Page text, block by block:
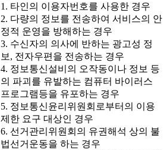
1. 타인의 이용자번호를 사용한 경우
2. 다량의 정보를 전송하여 서비스의 안
정적 운영을 방해하는 경우
3. 수신자의 의사에 반하는 광고성 정
보, 전자우편을 전송하는 경우
4. 정보통신설비의 오작동이나 정보 등
의 파괴를 유발하는 컴퓨터 바이러스
프로그램등을 유포하는 경우
5. 정보통신윤리위원회로부터의 이용
제한 요구 대상인 경우
6. 선거관리위원회의 유권해석 상의 불
법선거운동을 하는 경우